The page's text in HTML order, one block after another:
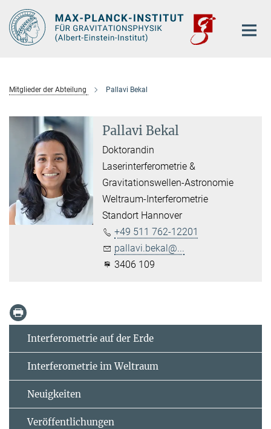
Hauptinhalt
Mitglieder der Abteilung Pallavi Bekal
Pallavi Bekal
Doktorandin
Laserinterferometrie &
Gravitationswellen-Astronomie
Weltraum-Interferometrie
Standort Hannover
+49 511 762-12201
pallavi.bekal@...
3406 109
Interferometrie auf der Erde
Interferometrie im Weltraum
Neuigkeiten
Veröffentlichungen